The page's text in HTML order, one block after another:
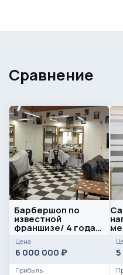
Сравнение
Барбершоп по
известной
франшизе/ 4 года
работы
Цена
6 000 000 ₽
Прибыль